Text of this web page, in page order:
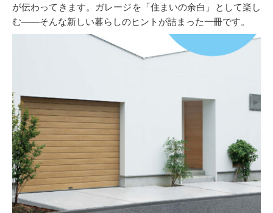
が伝わってきます。ガレージを「住まいの余白」として楽し
む――そんな新しい暮らしのヒントが詰まった一冊です。